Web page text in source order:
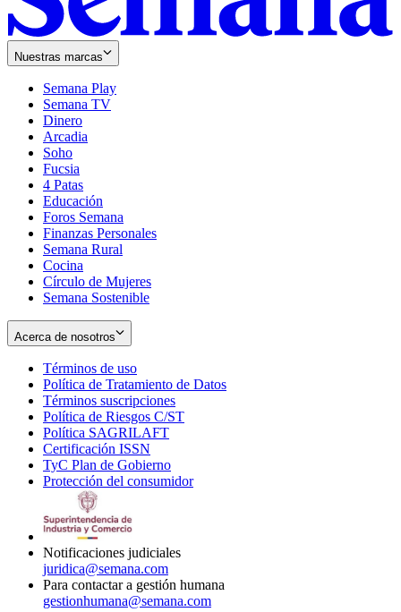
Nuestras marcas
Semana Play
Semana TV
Dinero
Arcadia
Soho
in
new
window
Fucsia
in
new
window
4 Patas
Educación
Foros Semana
Finanzas Personales
Semana Rural
Cocina
Círculo de Mujeres
Semana Sostenible
Acerca de nosotros
Términos de uso
in
new
window
Política de Tratamiento de Datos
Términos suscripciones
in
Política de Riesgos C/ST
Política SAGRILAFT
new
window
Certificación ISSN
in
new
TyC Plan de Gobierno
in
Protección del consumidorOpens
Notificaciones judiciales
juridica@semana.com
Para contactar a gestión humana
gestionhumana@semana.com